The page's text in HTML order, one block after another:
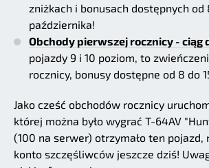
zniżkach i bonusach dostępnych od
października!
Obchody pierwszej rocznicy - ciąg
pojazdy 9 i 10 poziom, to
rocznicy, bonusy dostępne od 8 do
Jako cześć obchodów rocznicy
której można było wygrać T-64AV
(100 na serwer) otrzymało ten pojazd,
konto szczęśliwców jeszcze dziś!